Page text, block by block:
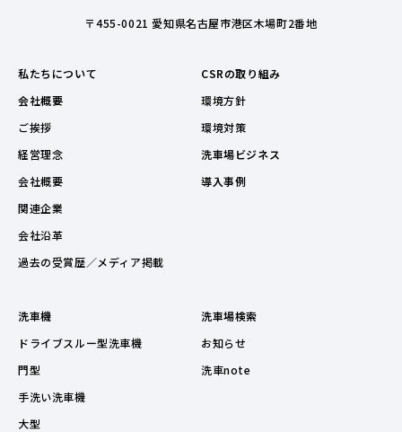
〒455-0021 愛知県名古屋市港区木場町2番地
私たちについて
会社概要
ご挨拶
経営理念
会社概要
関連企業
会社沿革
過去の受賞歴／メディア掲載
CSRの取り組み
環境方針
環境対策
洗車場ビジネス
導入事例
洗車機
ドライブスルー型洗車機
門型
手洗い洗車機
大型
洗車場検索
お知らせ
洗車note